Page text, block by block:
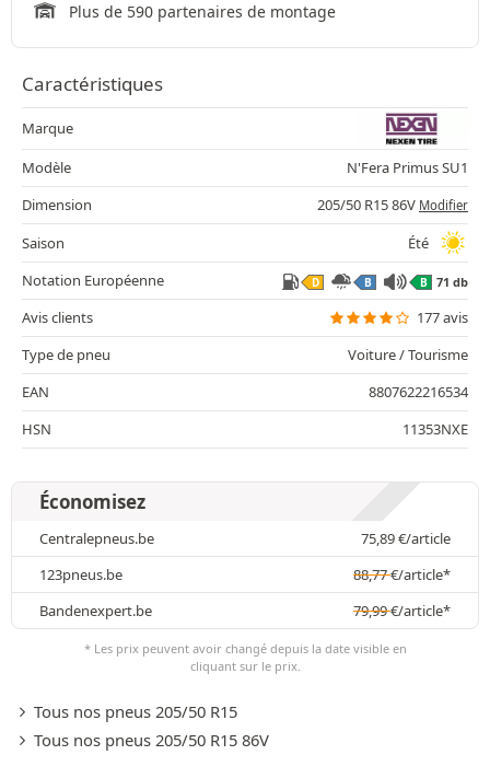
Plus de 590 partenaires de montage
Caractéristiques
Marque
Modèle
N'Fera Primus SU1
Dimension
205/50 R15 86V Modifier
Saison
Été
Notation Européenne
D B B 71 db
Avis clients
177 avis
Type de pneu
Voiture / Tourisme
EAN
8807622216534
HSN
11353NXE
Économisez
Centralepneus.be 75,89€/article
123pneus.be
88,77€/article*
Bandenexpert.be
79,99€/article*
* Les prix peuvent avoir changé depuis la date visible en
cliquant sur le prix.
Tous nos pneus 205/50 R15
Tous nos pneus 205/50 R15 86V